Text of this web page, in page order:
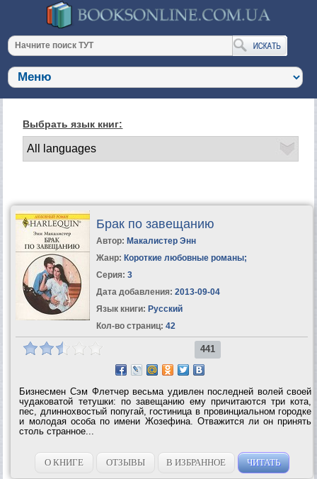
Выбрать язык книг:
Брак по завещанию
Автор: Макалистер Энн
Жанр: Короткие любовные романы;
Серия: 3
Дата добавления: 2013-09-04
Язык книги: Русский
Кол-во страниц: 42
441
Бизнесмен Сэм Флетчер весьма удивлен последней волей своей
чудаковатой тетушки: по завещанию ему причитаются три кота,
пес, длиннохвостый попугай, гостиница в провинциальном городке
и молодая особа по имени Жозефина. Отважится ли он принять
столь странное...
О КНИГЕ ОТЗЫВЫ В ИЗБРАННОЕ ЧИТАТЬ